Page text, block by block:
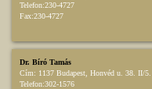
Telefon:230-4727
Fax:230-4727
Dr. Bíró Tamás
Cím: 1137 Budapest, Honvéd u. 38. II/5.
Telefon:302-1576